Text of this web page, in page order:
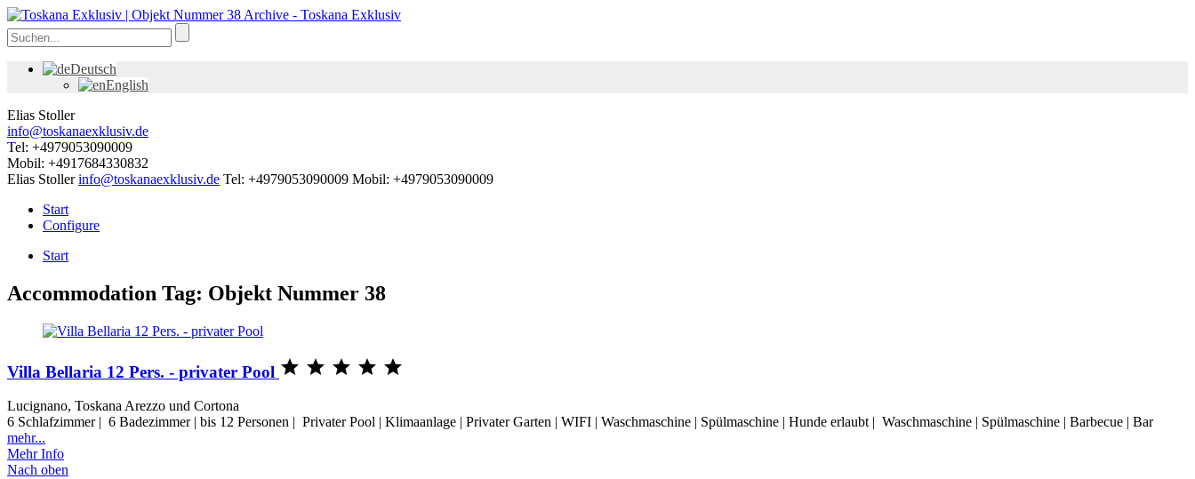
Deutsch
English
Elias Stoller
info@toskanaexklusiv.de
Tel: +4979053090009
Mobil: +4917684330832
Elias Stoller info@toskanaexklusiv.de Tel: +4979053090009 Mobil: +4979053090009
Start
Configure
Start
Accommodation Tag: Objekt Nummer 38
Villa Bellaria 12 Pers. - privater Pool     
Lucignano, Toskana Arezzo und Cortona
6 Schlafzimmer | 6 Badezimmer | bis 12 Personen | Privater Pool | Klimaanlage | Privater Garten | WIFI | Waschmaschine | Spülmaschine | Hunde erlaubt | Waschmaschine | Spülmaschine | Barbecue | Bar
mehr...
Mehr Info
Nach oben